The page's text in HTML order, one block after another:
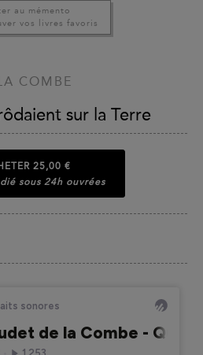
au mémento
vos livres favoris
COMBE
sur la Terre
25,00 €
sous 24h ouvrées